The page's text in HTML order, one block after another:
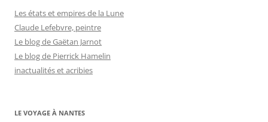
Les états et empires de la Lune
Claude Lefebvre, peintre
Le blog de Gaëtan Jarnot
Le blog de Pierrick Hamelin
inactualités et acribies
LE VOYAGE À NANTES